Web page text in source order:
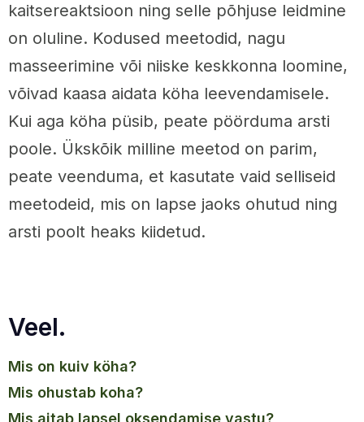
kaitsereaktsioon ning selle põhjuse leidmine
on oluline. Kodused meetodid, nagu
masseerimine või niiske keskkonna loomine,
võivad kaasa aidata köha leevendamisele.
Kui aga köha püsib, peate pöörduma arsti
poole. Ükskõik milline meetod on parim,
peate veenduma, et kasutate vaid selliseid
meetodeid, mis on lapse jaoks ohutud ning
arsti poolt heaks kiidetud.
Veel.
mis on kuiv köha?
mis ohustab koha?
mis aitab lapsel oksendamise vastu?